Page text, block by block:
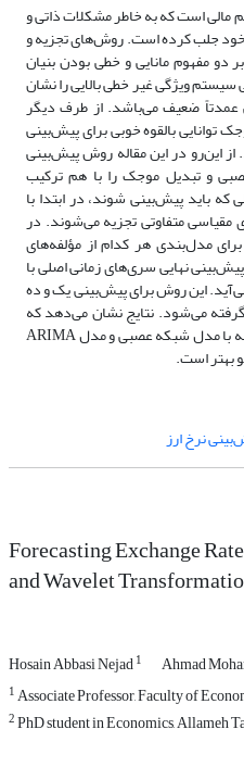
مالی است که به خاطر مشکلات ذاتی و
خود جلب کرده است. روش‌های تجزیه و
مفهوم مانایی و خطی بودن بنیان
سیستم ویژگی غیر خطی بالایی را نشان
ضعیف می‌باشد. از طرف دیگر
بالقوه خوبی برای پیش‌بینی
این‌رو در این مقاله روش پیش‌بینی
و تبدیل موجک را با هم ترکیب
باید پیش‌بینی شوند، در ابتدا با
مقیاسی متفاوتی تجزیه می‌شوند. در
مدل‌بندی هر کدام از مؤلفه‌های
نهایی سری‌های زمانی اصلی با
این روش برای پیش‌بینی یک و ده
گرفته می‌شود. نتایج نشان می‌دهد که
عملکرد این روش پیشنهادی در مقایسه با مدل شبکه عصبی و مدل ARIMA
نرخ ارز
Forecasting Exchange
and Wavelet
Hosain Abbasi Nejad1 Ahmad
1Associate Professor, Faculty of
2PhD student in Economics, Allameh